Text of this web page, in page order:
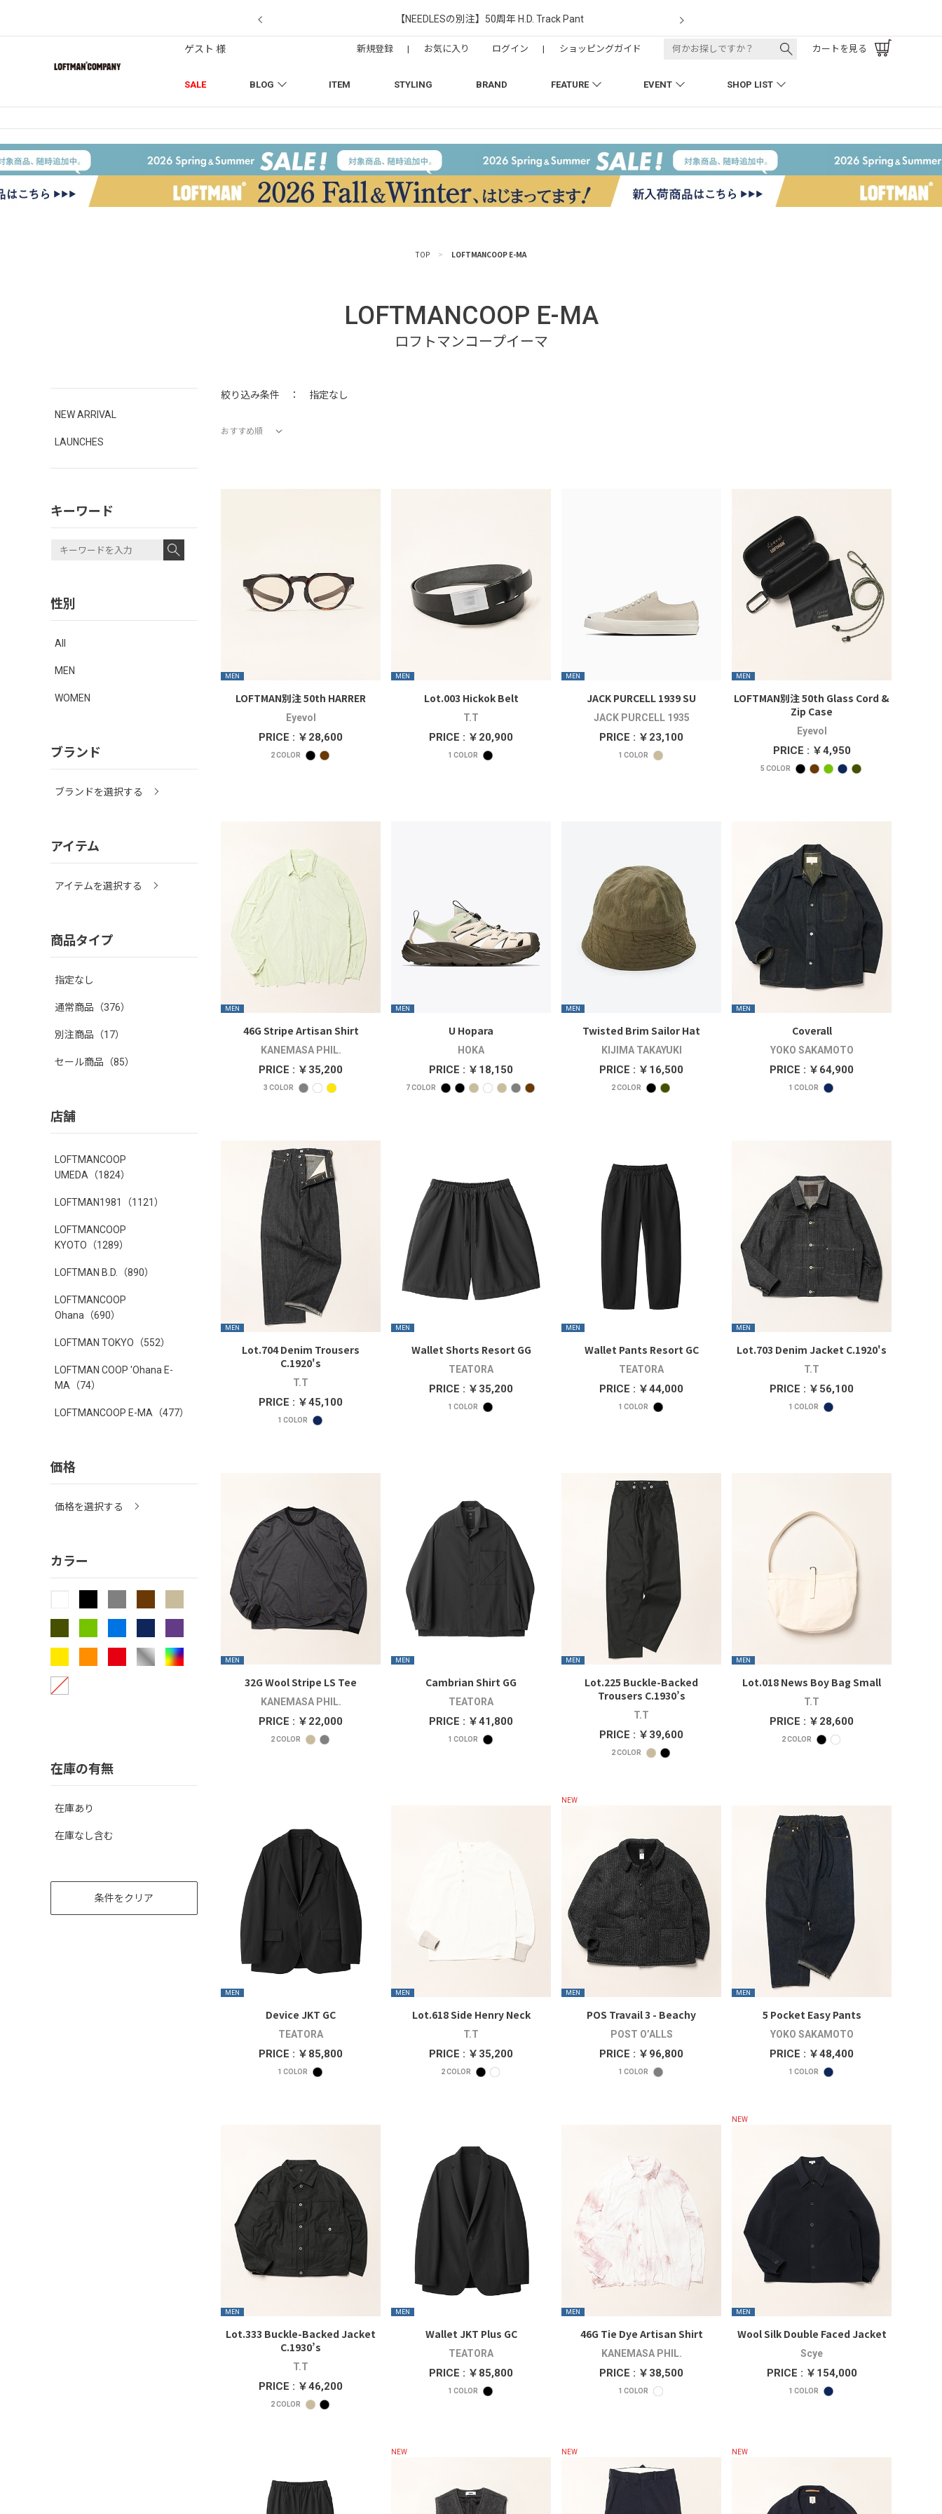
【NEEDLESの別注】50周年 H.D. Track Pant
SALE BLOG ITEM STYLING BRAND FEATURE EVENT SHOP LIST
ゲスト 様 新規登録 | お気に入り ログイン | ショッピングガイド カートを見る
TOP > LOFTMANCOOP E-MA
LOFTMANCOOP E-MA
NEW ARRIVAL
LAUNCHES
キーワード
性別
All
MEN
WOMEN
ブランド
ブランドを選択する
アイテム
アイテムを選択する
商品タイプ
指定なし
通常商品 （376）
別注商品 （17）
セール商品 （85）
店舗
LOFTMANCOOP
UMEDA （1824）
LOFTMAN1981 （1121）
LOFTMANCOOP
KYOTO （1289）
LOFTMAN B.D. （890）
LOFTMANCOOP
Ohana （690）
LOFTMAN TOKYO （552）
LOFTMAN COOP 'Ohana E-
MA （74）
LOFTMANCOOP E-MA （477）
価格
価格を選択する
カラー
在庫の有無
在庫あり
在庫なし含む
条件をクリア
絞り込み条件 ： 指定なし
おすすめ順
MEN
LOFTMAN別注 50th HARRER
Eyevol
PRICE : ￥28,600
2COLOR
MEN
Lot.003 Hickok Belt
T.T
PRICE : ￥20,900
1 COLOR
MEN
JACK PURCELL 1939 SU
JACK PURCELL 1935
PRICE : ￥23,100
1 COLOR
MEN
LOFTMAN別注 50th Glass Cord &
Zip Case
Eyevol
PRICE : ￥4,950
5 COLOR
MEN
46G Stripe Artisan Shirt
KANEMASA PHIL.
PRICE : ￥35,200
3 COLOR
MEN
U Hopara
HOKA
PRICE : ￥18,150
7COLOR
MEN
Twisted Brim Sailor Hat
KIJIMA TAKAYUKI
PRICE : ￥16,500
2COLOR
MEN
Coverall
YOKO SAKAMOTO
PRICE : ￥64,900
1 COLOR
MEN
Lot.704 Denim Trousers
C.1920's
T.T
PRICE : ￥45,100
1 COLOR
MEN
Wallet Shorts Resort GG
TEATORA
PRICE : ￥35,200
1 COLOR
MEN
Wallet Pants Resort GC
TEATORA
PRICE : ￥44,000
1 COLOR
MEN
Lot.703 Denim Jacket C.1920's
T.T
PRICE : ￥56,100
1 COLOR
MEN
32G Wool Stripe LS Tee
KANEMASA PHIL.
PRICE : ￥22,000
2COLOR
MEN
Cambrian Shirt GG
TEATORA
PRICE : ￥41,800
1 COLOR
MEN
Lot.225 Buckle-Backed
Trousers C.1930’s
T.T
PRICE : ￥39,600
2COLOR
MEN
Lot.018 News Boy Bag Small
T.T
PRICE : ￥28,600
2COLOR
MEN
Device JKT GC
TEATORA
PRICE : ￥85,800
1 COLOR
MEN
Lot.618 Side Henry Neck
T.T
PRICE : ￥35,200
2COLOR
NEW
MEN
POS Travail 3 - Beachy
POST O’ALLS
PRICE : ￥96,800
1 COLOR
MEN
5 Pocket Easy Pants
YOKO SAKAMOTO
PRICE : ￥48,400
1 COLOR
MEN
Lot.333 Buckle-Backed Jacket
C.1930’s
T.T
PRICE : ￥46,200
2COLOR
MEN
Wallet JKT Plus GC
TEATORA
PRICE : ￥85,800
1 COLOR
MEN
46G Tie Dye Artisan Shirt
KANEMASA PHIL.
PRICE : ￥38,500
1 COLOR
NEW
MEN
Wool Silk Double Faced Jacket
Scye
PRICE : ￥154,000
1 COLOR
NEW NEW NEW